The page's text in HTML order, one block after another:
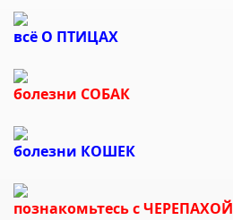
всё О ПТИЦАХ
болезни СОБАК
болезни КОШЕК
познакомьтесь с ЧЕРЕПАХОЙ